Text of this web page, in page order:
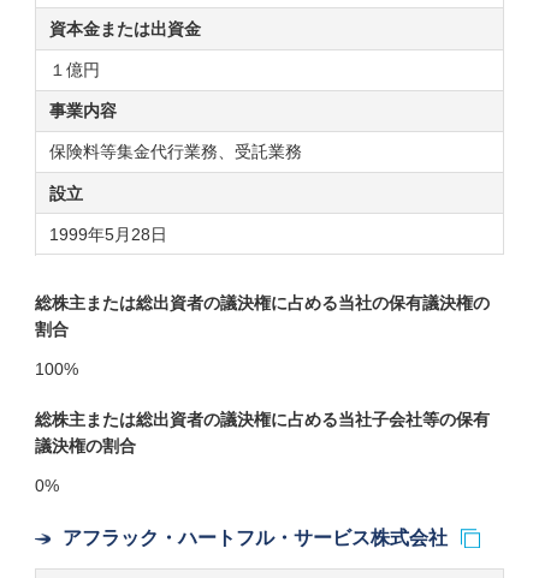
資本金または出資金
１億円
事業内容
保険料等集金代行業務、受託業務
設立
1999年5月28日
総株主または総出資者の議決権に占める当社の保有議決権の
割合
100%
総株主または総出資者の議決権に占める当社子会社等の保有
議決権の割合
0%
アフラック・ハートフル・サービス株式会社